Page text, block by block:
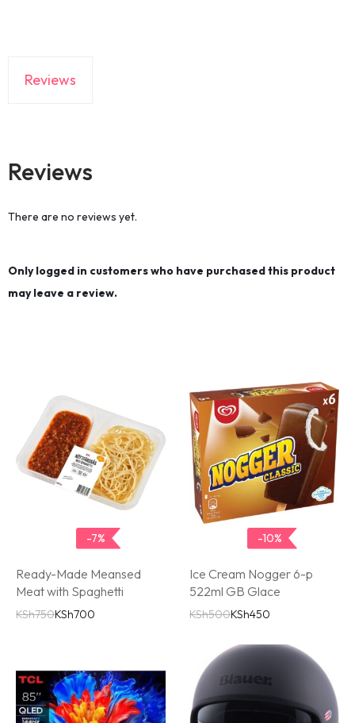
Reviews
Reviews
There are no reviews yet.
Only logged in customers who have purchased this product
may leave a review.
-7%
Ready-Made Meansed
Meat with Spaghetti
KSh750KSh700
-10%
Ice Cream Nogger 6-p
522ml GB Glace
KSh500KSh450